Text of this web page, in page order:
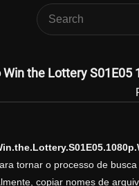
the Lottery S01E05
tornar o processo de
copiar nomes de